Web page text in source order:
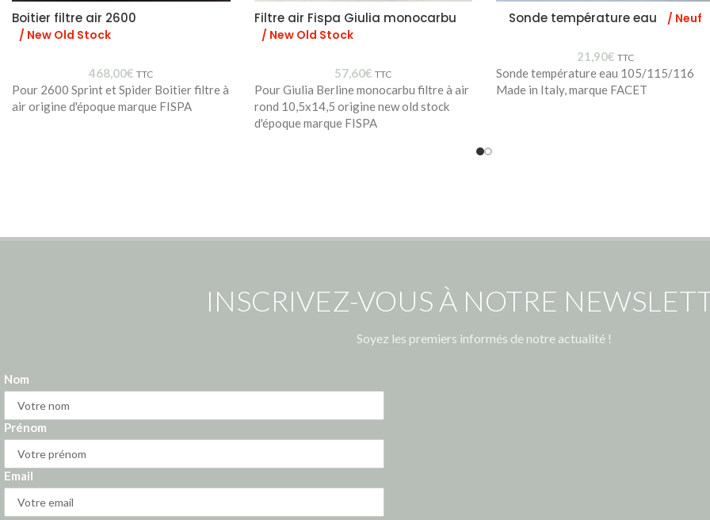
Boitier filtre air 2600
/ New Old Stock
468,00€ TTC
Pour 2600 Sprint et Spider Boitier filtre à
air origine d'époque marque FISPA
Filtre air Fispa Giulia monocarbu
/ New Old Stock
57,60€ TTC
Pour Giulia Berline monocarbu filtre à air
rond 10,5x14,5 origine new old stock
d'époque marque FISPA
Sonde température eau / Neuf
21,90€ TTC
Sonde température eau 105/115/116
Made in Italy, marque FACET
INSCRIVEZ-VOUS À NOTRE
Soyez les premiers informés de notre actualité !
Nom
Prénom
Email